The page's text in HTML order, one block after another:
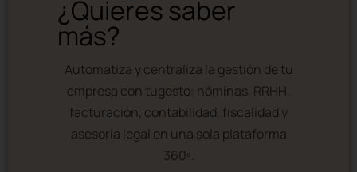
¿Quieres saber
más?
Automatiza y centraliza la gestión de tu
empresa con tugesto: nóminas, RRHH,
facturación, contabilidad, fiscalidad y
asesoría legal en una sola plataforma
360º.